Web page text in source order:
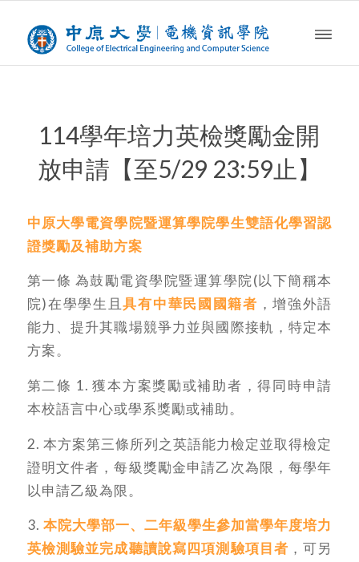
114學年培力英檢獎勵金開
放申請【至5/29 23:59止】
中原大學電資學院暨運算學院學生雙語化學習認
證獎勵及補助方案
第一條 為鼓勵電資學院暨運算學院(以下簡稱本
院)在學學生且具有中華民國國籍者 ，增強外語
能力、提升其職場競爭力並與國際接軌，特定本
方案。
第二條 1. 獲本方案獎勵或補助者，得同時申請
本校語言中心或學系獎勵或補助。
2. 本方案第三條所列之英語能力檢定並取得檢定
證明文件者，每級獎勵金申請乙次為限，每學年
以申請乙級為限。
3. 本院大學部一、二年級學生參加當學年度培力
英檢測驗並完成聽讀說寫四項測驗項目者 ，可另